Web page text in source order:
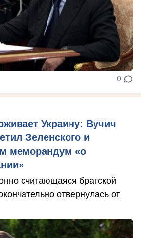
0
Украину: Вучич
Зеленского и
меморандум «о
считающаяся братской
отвернулась от